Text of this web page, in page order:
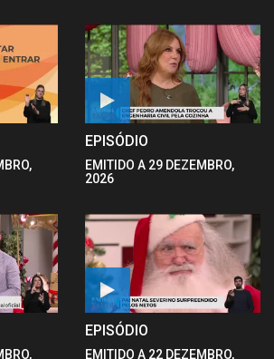
EPISÓDIO
EMITIDO A 29 DEZEMBRO,
2026
EPISÓDIO
EMITIDO A 22 DEZEMBRO,